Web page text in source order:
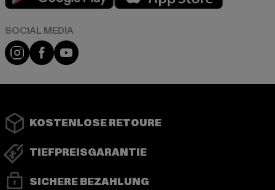
Instagram
FacebookYouTube
KOSTENLOSE RETOURE
TIEFPREISGARANTIE
SICHERE BEZAHLUNG